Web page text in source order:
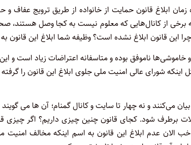
ابلاغ قانون حمایت از خانواده از طریق ترویج عفاف و
که برخی از کانال‌هایی که معلوم نیست به کجا وصل هستند،
این قانون ابلاغ نشده است؟ وظیفه شما ابلاغ این قانون
خاموشی‌ها ناموفق بوده و متاسفانه اعتراضات زیاد است و
شورای عالی امنیت ملی جلوی ابلاغ این قانون را
می‌کنند و نه چهار تا سایت و کانال گمنام؛ آن ها می گویند
برطرف شود. کجای قانون چنین چیزی داریم؟ اگر چیزی
الان عدم ابلاغ این قانون به اسم اینکه مخالف